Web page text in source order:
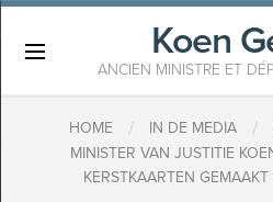
Koen
ANCIEN MINISTRE ET
HOME / IN DE MEDIA /
MINISTER VAN JUSTITIE
KERSTKAARTEN